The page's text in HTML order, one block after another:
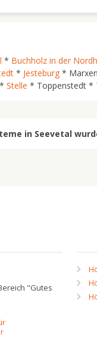
* Buchholz in der
* Jesteburg *
* Stelle * Toppenstedt *
in Seevetal
"Gutes